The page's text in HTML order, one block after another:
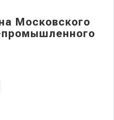
Московского
промышленного